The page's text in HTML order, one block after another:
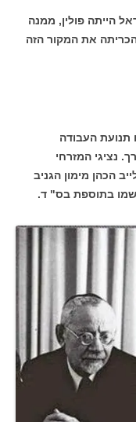
הייתה פולין, ממנה
את המקור הזה
העבודה
נציגי המזרחי
הכהן מימון הגניב
בתוספת בס" ד.